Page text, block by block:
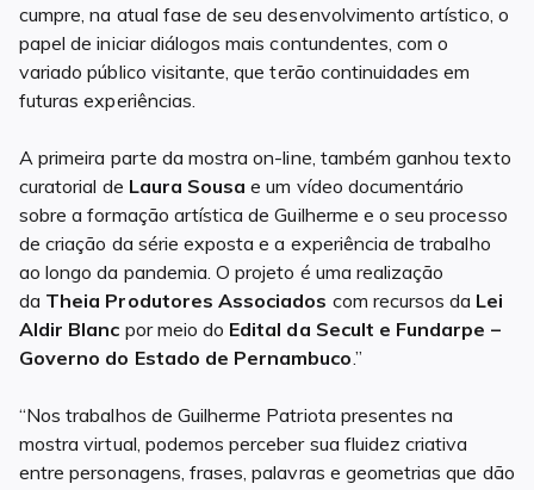
cumpre, na atual fase de seu desenvolvimento artístico, o
papel de iniciar diálogos mais contundentes, com o
variado público visitante, que terão continuidades em
futuras experiências.
A primeira parte da mostra on-line, também ganhou texto
curatorial de Laura Sousa e um vídeo documentário
sobre a formação artística de Guilherme e o seu processo
de criação da série exposta e a experiência de trabalho
ao longo da pandemia. O projeto é uma realização
da Theia Produtores Associados com recursos da Lei
Aldir Blanc por meio do Edital da Secult e Fundarpe –
Governo do Estado de Pernambuco.”
“Nos trabalhos de Guilherme Patriota presentes na
mostra virtual, podemos perceber sua fluidez criativa
entre personagens, frases, palavras e geometrias que dão